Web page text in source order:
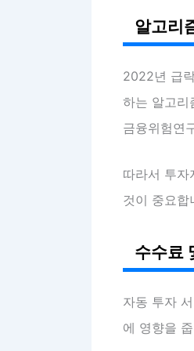
알고리
2022년 급
하는 알고리
금융위험연
따라서 투
것이 중요합
수수료
자동 투자
에 영향을